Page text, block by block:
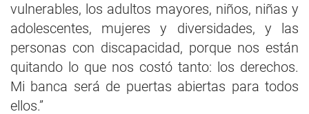
vulnerables, los adultos mayores, niños, niñas y
adolescentes, mujeres y diversidades, y las
personas con discapacidad, porque nos están
quitando lo que nos costó tanto: los derechos.
Mi banca será de puertas abiertas para todos
ellos.”